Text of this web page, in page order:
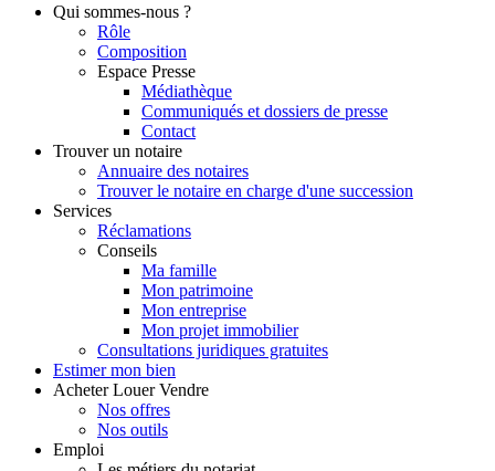
Qui sommes-nous ?
Rôle
Composition
Espace Presse
Médiathèque
Communiqués et dossiers de presse
Contact
Trouver un notaire
Annuaire des notaires
Trouver le notaire en charge d'une succession
Services
Réclamations
Conseils
Ma famille
Mon patrimoine
Mon entreprise
Mon projet immobilier
Consultations juridiques gratuites
Estimer mon bien
Acheter Louer Vendre
Nos offres
Nos outils
Emploi